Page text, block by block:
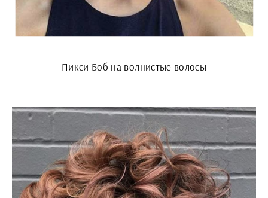
Пикси Боб на волнистые волосы